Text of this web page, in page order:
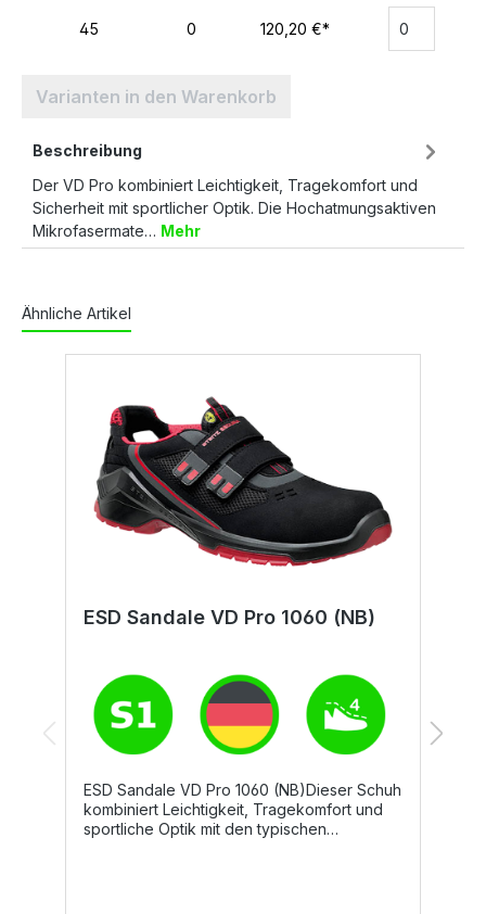
45 0 120,20 €*
Varianten in den Warenkorb
Beschreibung
Der VD Pro kombiniert Leichtigkeit, Tragekomfort und
Sicherheit mit sportlicher Optik. Die Hochatmungsaktiven
Mikrofasermate… Mehr
Ähnliche Artikel
ESD Sandale VD Pro 1060 (NB)
ESD Sandale VD Pro 1060 (NB)Dieser Schuh
kombiniert Leichtigkeit, Tragekomfort und
sportliche Optik mit den typischen